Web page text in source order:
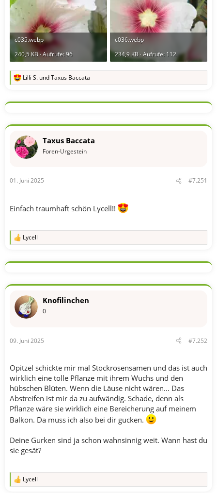
c035.webp
240,5 KB · Aufrufe: 96
c036.webp
234,9 KB · Aufrufe: 112
R
k
o
e
n
Lilli S. undTaxus Baccata
Taxus Baccata
Foren-Urgestein
01. Juni 2025 #7.251
Einfach traumhaft schön Lycell!!
R
k
o
e
n
Lycell
Knofilinchen
0
09. Juni 2025 #7.252
Opitzel schickte mir mal Stockrosensamen und das ist auch
wirklich eine tolle Pflanze mit ihrem Wuchs und den
hübschen Blüten. Wenn die Läuse nicht wären... Das
Abstreifen ist mir da zu aufwändig. Schade, denn als
Pflanze wäre sie wirklich eine Bereicherung auf meinem
Balkon. Da muss ich also bei dir gucken.
Deine Gurken sind ja schon wahnsinnig weit. Wann hast du
sie gesät?
R
Lycell